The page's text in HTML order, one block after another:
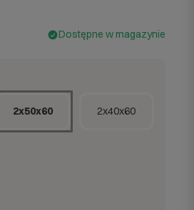
Dostępne w magazynie
2x50x60 2x40x60